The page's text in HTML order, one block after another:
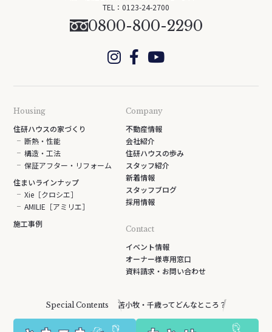
TEL： 0123-24-2700
0800-800-2290
Housing
住研ハウスの家づくり
断熱・性能
構造・工法
保証アフター・リフォーム
住まいラインナップ
Xie［クロシエ］
AMILIE［アミリエ］
施工事例
Company
不動産情報
会社紹介
住研ハウスの歩み
スタッフ紹介
新着情報
スタッフブログ
採用情報
Contact
イベント情報
オーナー様専用窓口
資料請求・お問い合わせ
Special Contents 苫小牧・千歳ってどんなところ？